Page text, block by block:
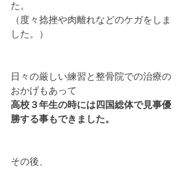
た。
（度々捻挫や肉離れなどのケガをしま
した。）
日々の厳しい練習と整骨院での治療の
おかげもあって
高校３年生の時には四国総体で見事優
勝する事もできました。
その後、